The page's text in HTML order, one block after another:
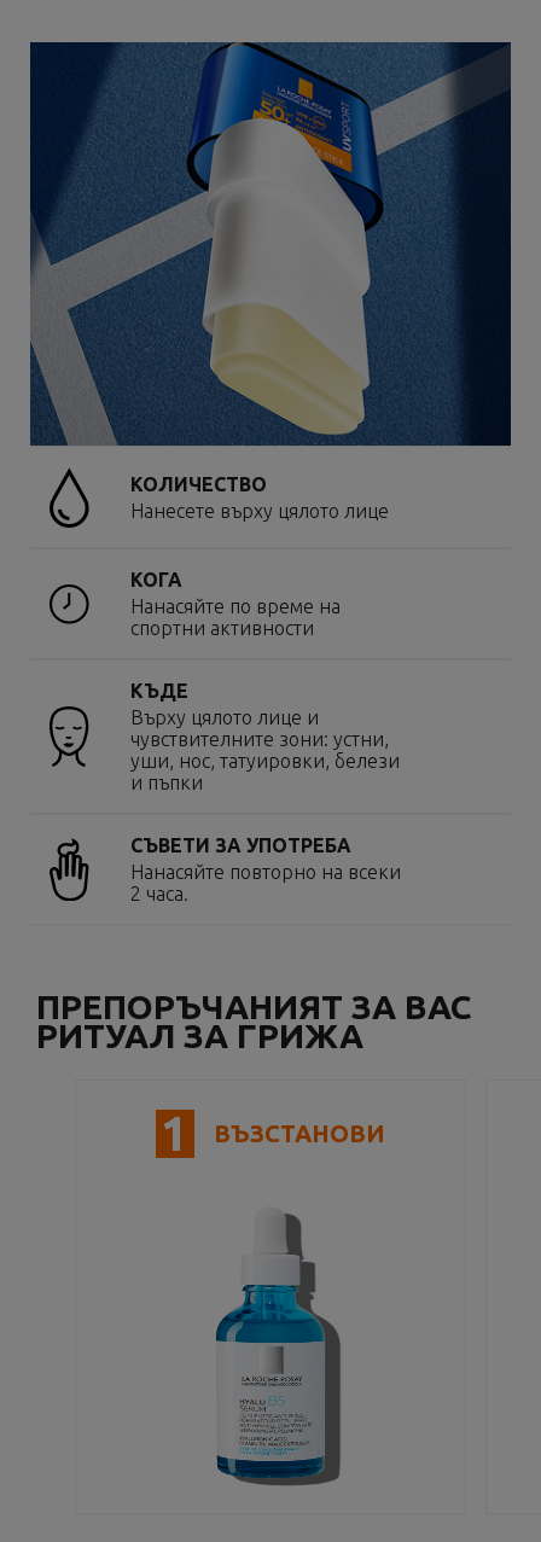
КОЛИЧЕСТВО
Нанесете върху цялото лице
КОГА
Нанасяйте по време на
спортни активности
КЪДЕ
Върху цялото лице и
чувствителните зони: устни,
уши, нос, татуировки, белези
и пъпки
СЪВЕТИ ЗА УПОТРЕБА
Нанасяйте повторно на всеки
2 часа.
ПРЕПОРЪЧАНИЯТ ЗА ВАС
РИТУАЛ ЗА ГРИЖА
1 ВЪЗСТАНОВИ